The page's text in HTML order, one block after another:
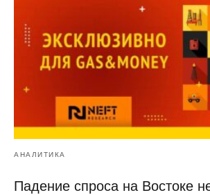
АНАЛИТИКА
Падение спроса на Востоке